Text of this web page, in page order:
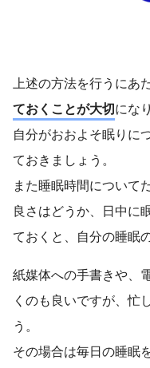
上述の方法を行うにあ
ておくことが大切にな
自分がおおよそ眠りに
ておきましょう。
また睡眠時間について
良さはどうか、日中に
ておくと、自分の睡眠
紙媒体への手書きや、
くのも良いですが、忙
う。
その場合は毎日の睡眠